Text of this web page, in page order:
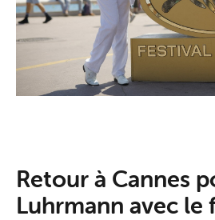
Retour à Cannes
Luhrmann avec le